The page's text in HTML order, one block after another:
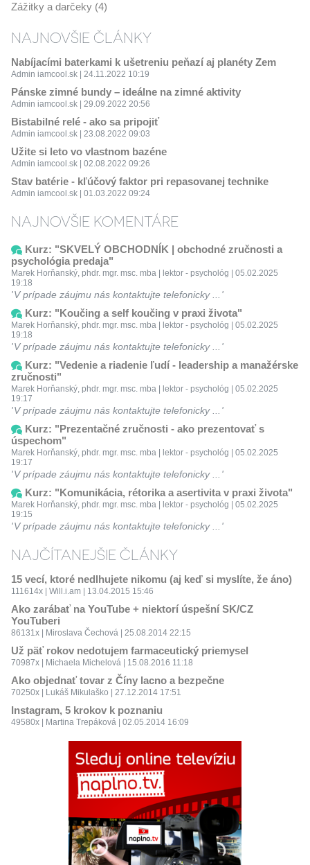
Zážitky a darčeky (4)
NAJNOVŠIE ČLÁNKY
Nabíjacími baterkami k ušetreniu peňazí aj planéty Zem
Admin iamcool.sk | 24.11.2022 10:19
Pánske zimné bundy – ideálne na zimné aktivity
Admin iamcool.sk | 29.09.2022 20:56
Bistabilné relé - ako sa pripojiť
Admin iamcool.sk | 23.08.2022 09:03
Užite si leto vo vlastnom bazéne
Admin iamcool.sk | 02.08.2022 09:26
Stav batérie - kľúčový faktor pri repasovanej technike
Admin iamcool.sk | 01.03.2022 09:24
NAJNOVŠIE KOMENTÁRE
Kurz: "SKVELÝ OBCHODNÍK | obchodné zručnosti a
psychológia predaja"
Marek Horňanský, phdr. mgr. msc. mba | lektor - psychológ | 05.02.2025
19:18
V prípade záujmu nás kontaktujte telefonicky ...
Kurz: "Koučing a self koučing v praxi života"
Marek Horňanský, phdr. mgr. msc. mba | lektor - psychológ | 05.02.2025
19:18
V prípade záujmu nás kontaktujte telefonicky ...
Kurz: "Vedenie a riadenie ľudí - leadership a manažérske
zručnosti"
Marek Horňanský, phdr. mgr. msc. mba | lektor - psychológ | 05.02.2025
19:17
V prípade záujmu nás kontaktujte telefonicky ...
Kurz: "Prezentačné zručnosti - ako prezentovať s
úspechom"
Marek Horňanský, phdr. mgr. msc. mba | lektor - psychológ | 05.02.2025
19:17
V prípade záujmu nás kontaktujte telefonicky ...
Kurz: "Komunikácia, rétorika a asertivita v praxi života"
Marek Horňanský, phdr. mgr. msc. mba | lektor - psychológ | 05.02.2025
19:15
V prípade záujmu nás kontaktujte telefonicky ...
NAJČÍTANEJŠIE ČLÁNKY
15 vecí, ktoré nedlhujete nikomu (aj keď si myslíte, že áno)
111614x | Will.i.am | 13.04.2015 15:46
Ako zarábať na YouTube + niektorí úspešní SK/CZ
YouTuberi
86131x | Miroslava Čechová | 25.08.2014 22:15
Už päť rokov nedotujem farmaceutický priemysel
70987x | Michaela Michelová | 15.08.2016 11:18
Ako objednať tovar z Číny lacno a bezpečne
70250x | Lukáš Mikulaško | 27.12.2014 17:51
Instagram, 5 krokov k poznaniu
49580x | Martina Trepáková | 02.05.2014 16:09